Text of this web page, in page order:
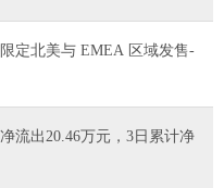
定北美与 EMEA 区域发售-
流出20.46万元，3日累计净